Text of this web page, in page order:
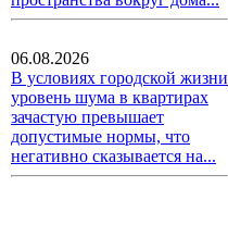
06.08.2026
В условиях городской жизни
уровень шума в квартирах
зачастую превышает
допустимые нормы, что
негативно сказывается на...